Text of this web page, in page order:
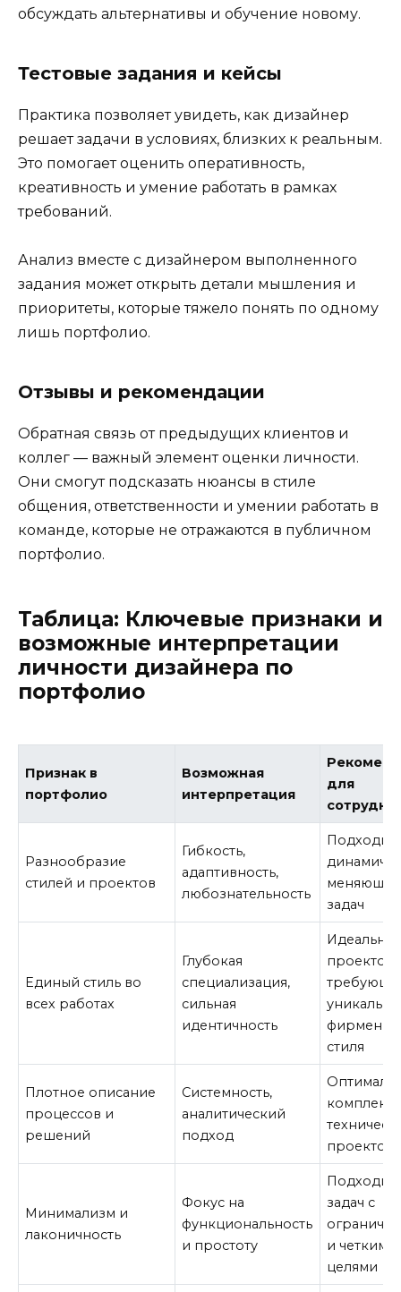
обсуждать альтернативы и обучение новому.
Тестовые задания и кейсы
Практика позволяет увидеть, как дизайнер
решает задачи в условиях, близких к реальным.
Это помогает оценить оперативность,
креативность и умение работать в рамках
требований.
Анализ вместе с дизайнером выполненного
задания может открыть детали мышления и
приоритеты, которые тяжело понять по одному
лишь портфолио.
Отзывы и рекомендации
Обратная связь от предыдущих клиентов и
коллег — важный элемент оценки личности.
Они смогут подсказать нюансы в стиле
общения, ответственности и умении работать в
команде, которые не отражаются в публичном
портфолио.
Таблица: Ключевые признаки и
возможные интерпретации
личности дизайнера по
портфолио
Признак в
портфолио
Возможная
интерпретация
для
Разнообразие
стилей и проектов
Гибкость,
адаптивность,
любознательность
Подходит
задач
Единый стиль во
всех работах
Глубокая
специализация,
сильная
идентичность
Идеально
проектов,
стиля
Плотное описание
процессов и
решений
Системность,
аналитический
подход
проектов
Минимализм и
лаконичность
Фокус на
функциональность
и простоту
Подходит
задач с
и четкими
целями